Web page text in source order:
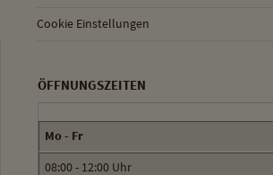
Cookie Einstellungen
ÖFFNUNGSZEITEN
Mo - Fr
08:00 - 12:00 Uhr